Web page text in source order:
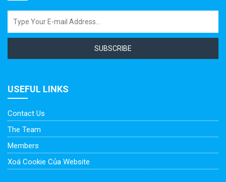
SUBSCRIBE
USEFUL LINKS
Contact Us
The Team
Members
Xoá Cookie Của Website